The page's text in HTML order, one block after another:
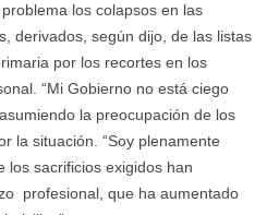
los colapsos en las
derivados, según dijo, de las listas
por los recortes en los
“Mi Gobierno no está ciego
la preocupación de los
la situación. “Soy plenamente
los sacrificios exigidos han
profesional, que ha aumentado